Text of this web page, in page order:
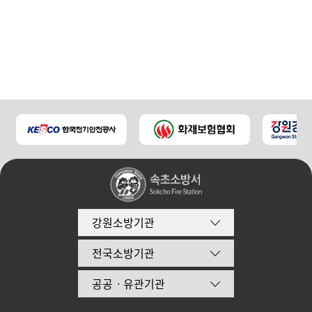
강원소방기관
전국소방기관
공공ㆍ유관기관